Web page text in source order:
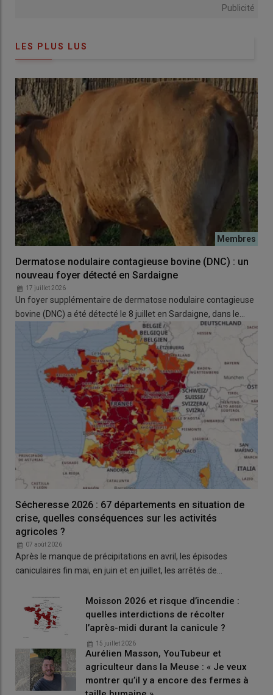
Publicité
LES PLUS LUS
Dermatose nodulaire contagieuse bovine (DNC) : un
nouveau foyer détecté en Sardaigne
17 juillet 2026
Un foyer supplémentaire de dermatose nodulaire contagieuse
bovine (DNC) a été détecté le 8 juillet en Sardaigne, dans le…
Sécheresse 2026 : 67 départements en situation de
crise, quelles conséquences sur les activités
agricoles ?
07 août 2026
Après le manque de précipitations en avril, les épisodes
caniculaires fin mai, en juin et en juillet, les arrêtés de…
Moisson 2026 et risque d’incendie :
quelles interdictions de récolter
l’après-midi durant la canicule ?
15 juillet 2026
Aurélien Masson, YouTubeur et
agriculteur dans la Meuse : « Je veux
montrer qu’il y a encore des fermes à